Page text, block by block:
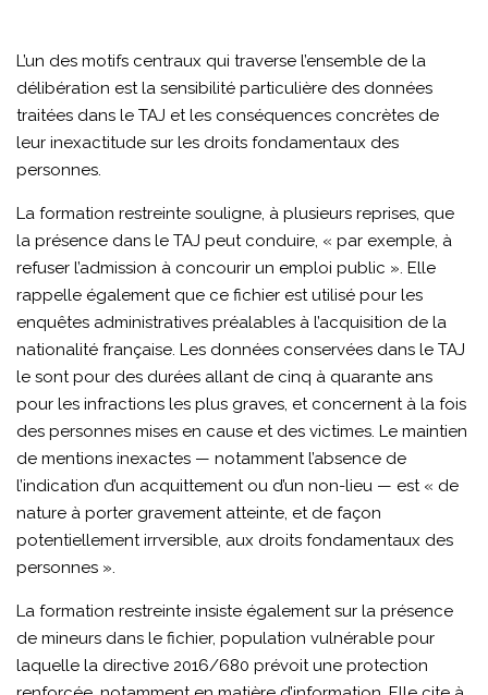
L’un des motifs centraux qui traverse l’ensemble de la
délibération est la sensibilité particulière des données
traitées dans le TAJ et les conséquences concrètes de
leur inexactitude sur les droits fondamentaux des
personnes.
La formation restreinte souligne, à plusieurs reprises, que
la présence dans le TAJ peut conduire, « par exemple, à
refuser l’admission à concourir un emploi public ». Elle
rappelle également que ce fichier est utilisé pour les
enquêtes administratives préalables à l’acquisition de la
nationalité française. Les données conservées dans le TAJ
le sont pour des durées allant de cinq à quarante ans
pour les infractions les plus graves, et concernent à la fois
des personnes mises en cause et des victimes. Le maintien
de mentions inexactes — notamment l’absence de
l’indication d’un acquittement ou d’un non-lieu — est « de
nature à porter gravement atteinte, et de façon
potentiellement irrversible, aux droits fondamentaux des
personnes ».
La formation restreinte insiste également sur la présence
de mineurs dans le fichier, population vulnérable pour
laquelle la directive 2016/680 prévoit une protection